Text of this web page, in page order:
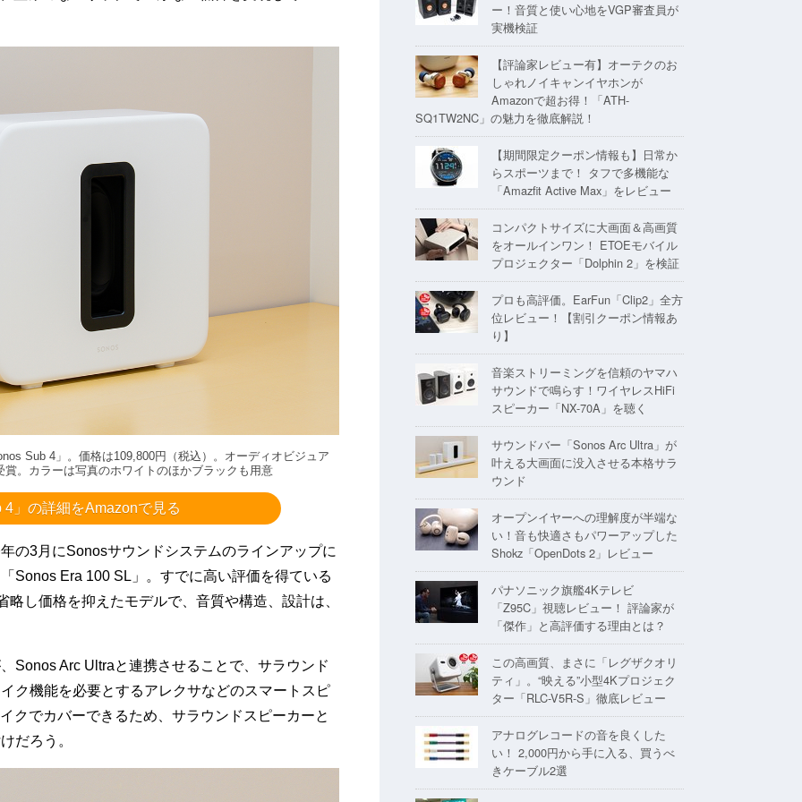
Sub 4」。価格は109,800円（税込）。オーディオビジュア
。カラーは写真のホワイトのほかブラックも用意
4」の詳細をAmazonで見る
の3月にSonosサウンドシステムのラインアップに
Sonos Era 100 SL」。すでに高い評価を得ている
し価格を抑えたモデルで、音質や構造、設計は、
Sonos Arc Ultraと連携させることで、サラウンド
ク機能を必要とするアレクサなどのスマートスピ
クでカバーできるため、サラウンドスピーカーと
だろう。
ー！音質と使い心地をVGP審査員が
実機検証
【評論家レビュー有】オーテクのお
しゃれノイキャンイヤホンが
Amazonで超お得！「ATH-
SQ1TW2NC」の魅力を徹底解説！
【期間限定クーポン情報も】日常か
らスポーツまで！ タフで多機能な
「Amazfit Active Max」をレビュー
コンパクトサイズに大画面＆高画質
をオールインワン！ ETOEモバイル
プロジェクター「Dolphin 2」を検証
プロも高評価。EarFun「Clip2」全方
位レビュー！【割引クーポン情報あ
り】
音楽ストリーミングを信頼のヤマハ
サウンドで鳴らす！ワイヤレスHiFi
スピーカー「NX-70A」を聴く
サウンドバー「Sonos Arc Ultra」が
叶える大画面に没入させる本格サラ
ウンド
オープンイヤーへの理解度が半端な
い！音も快適さもパワーアップした
Shokz「OpenDots 2」レビュー
パナソニック旗艦4Kテレビ
「Z95C」視聴レビュー！ 評論家が
「傑作」と高評価する理由とは？
この高画質、まさに「レグザクオリ
ティ」。“映える”小型4Kプロジェク
ター「RLC-V5R-S」徹底レビュー
アナログレコードの音を良くした
い！ 2,000円から手に入る、買うべ
きケーブル2選